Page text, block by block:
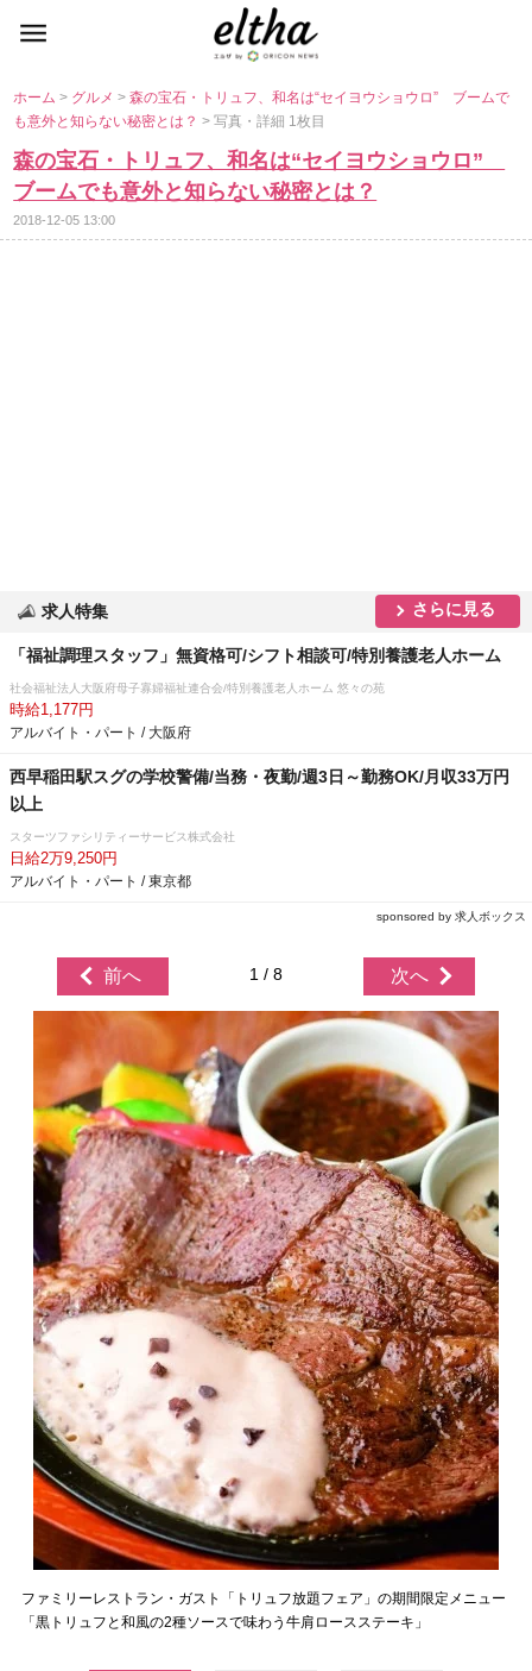
ホーム> グルメ>森の宝石・トリュフ、和名は“セイヨウショウロ” ブームで
も意外と知らない秘密とは？> 写真・詳細 1枚目
森の宝石・トリュフ、和名は“セイヨウショウロ”
ブームでも意外と知らない秘密とは？
2018-12-05 13:00
求人特集 さらに見る
「福祉調理スタッフ」無資格可/シフト相談可/特別養護老人ホーム
社会福祉法人大阪府母子寡婦福祉連合会/特別養護老人ホーム 悠々の苑
時給1,177円
アルバイト・パート / 大阪府
西早稲田駅スグの学校警備/当務・夜勤/週3日～勤務OK/月収33万円
以上
スターツファシリティーサービス株式会社
日給2万9,250円
アルバイト・パート / 東京都
sponsored by 求人ボックス
前へ 1 / 8 次へ
ファミリーレストラン・ガスト「トリュフ放題フェア」の期間限定メニュー
「黒トリュフと和風の2種ソースで味わう牛肩ロースステーキ」